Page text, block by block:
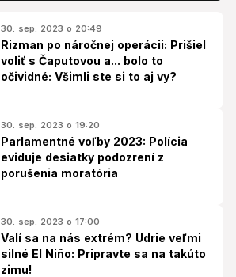
30. sep. 2023 o 20:49
Rizman po náročnej operácii: Prišiel
voliť s Čaputovou a... bolo to
očividné: Všimli ste si to aj vy?
30. sep. 2023 o 19:20
Parlamentné voľby 2023: Polícia
eviduje desiatky podozrení z
porušenia moratória
30. sep. 2023 o 17:00
Valí sa na nás extrém? Udrie veľmi
silné El Niño: Pripravte sa na takúto
zimu!